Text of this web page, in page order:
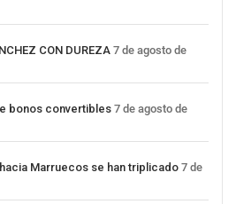
CON DUREZA 7 de agosto de
bonos convertibles 7 de agosto de
hacia Marruecos se han triplicado 7 de